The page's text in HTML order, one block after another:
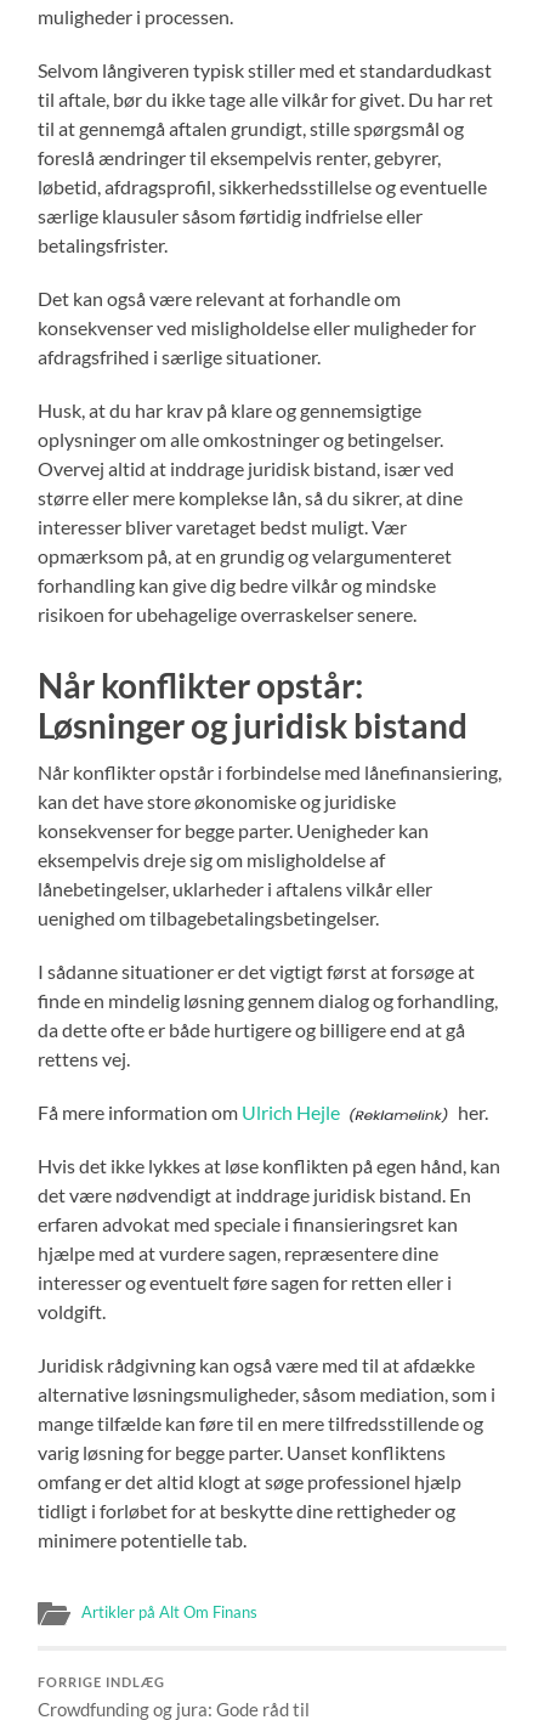
muligheder i processen.
Selvom långiveren typisk stiller med et standardudkast
til aftale, bør du ikke tage alle vilkår for givet. Du har ret
til at gennemgå aftalen grundigt, stille spørgsmål og
foreslå ændringer til eksempelvis renter, gebyrer,
løbetid, afdragsprofil, sikkerhedsstillelse og eventuelle
særlige klausuler såsom førtidig indfrielse eller
betalingsfrister.
Det kan også være relevant at forhandle om
konsekvenser ved misligholdelse eller muligheder for
afdragsfrihed i særlige situationer.
Husk, at du har krav på klare og gennemsigtige
oplysninger om alle omkostninger og betingelser.
Overvej altid at inddrage juridisk bistand, især ved
større eller mere komplekse lån, så du sikrer, at dine
interesser bliver varetaget bedst muligt. Vær
opmærksom på, at en grundig og velargumenteret
forhandling kan give dig bedre vilkår og mindske
risikoen for ubehagelige overraskelser senere.
Når konflikter opstår:
Løsninger og juridisk bistand
Når konflikter opstår i forbindelse med lånefinansiering,
kan det have store økonomiske og juridiske
konsekvenser for begge parter. Uenigheder kan
eksempelvis dreje sig om misligholdelse af
lånebetingelser, uklarheder i aftalens vilkår eller
uenighed om tilbagebetalingsbetingelser.
I sådanne situationer er det vigtigt først at forsøge at
finde en mindelig løsning gennem dialog og forhandling,
da dette ofte er både hurtigere og billigere end at gå
rettens vej.
Få mere information om Ulrich Hejle her.
Hvis det ikke lykkes at løse konflikten på egen hånd, kan
det være nødvendigt at inddrage juridisk bistand. En
erfaren advokat med speciale i finansieringsret kan
hjælpe med at vurdere sagen, repræsentere dine
interesser og eventuelt føre sagen for retten eller i
voldgift.
Juridisk rådgivning kan også være med til at afdække
alternative løsningsmuligheder, såsom mediation, som i
mange tilfælde kan føre til en mere tilfredsstillende og
varig løsning for begge parter. Uanset konfliktens
omfang er det altid klogt at søge professionel hjælp
tidligt i forløbet for at beskytte dine rettigheder og
minimere potentielle tab.
Artikler på Alt Om Finans
FORRIGE INDLÆG
Crowdfunding og jura: Gode råd til